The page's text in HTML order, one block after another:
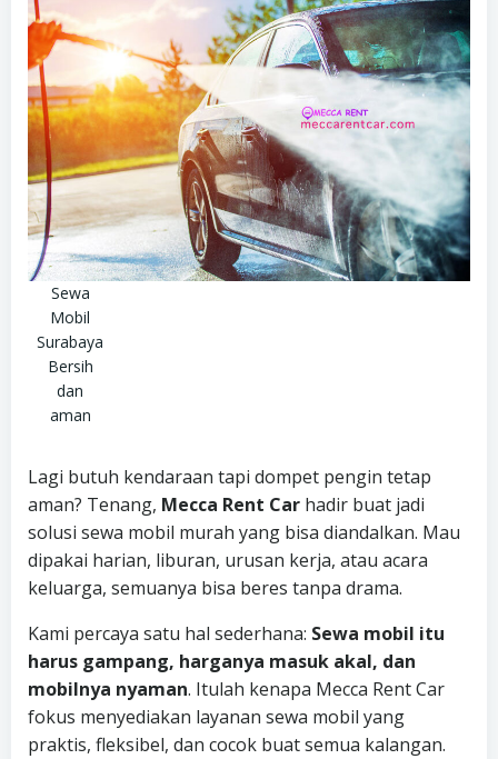
Sewa
Mobil
Surabaya
Bersih
dan
aman
Lagi butuh kendaraan tapi dompet pengin tetap
aman? Tenang, Mecca Rent Car hadir buat jadi
solusi sewa mobil murah yang bisa diandalkan. Mau
dipakai harian, liburan, urusan kerja, atau acara
keluarga, semuanya bisa beres tanpa drama.
Kami percaya satu hal sederhana: Sewa mobil itu
harus gampang, harganya masuk akal, dan
mobilnya nyaman. Itulah kenapa Mecca Rent Car
fokus menyediakan layanan sewa mobil yang
praktis, fleksibel, dan cocok buat semua kalangan.